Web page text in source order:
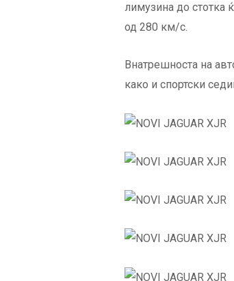
лимузина до стотка
од 280 км/с.
Внатрешноста на
како и спортски